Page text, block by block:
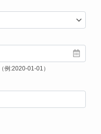
（例:2020-01-01）